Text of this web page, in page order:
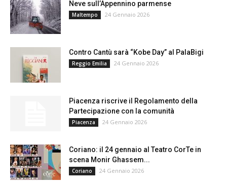
Neve sull’Appennino parmense
Maltempo 24 Gennaio 2026
Contro Cantù sarà “Kobe Day” al PalaBigi
Reggio Emilia 24 Gennaio 2026
Piacenza riscrive il Regolamento della
Partecipazione con la comunità
Piacenza 24 Gennaio 2026
Coriano: il 24 gennaio al Teatro CorTe in
scena Monir Ghassem...
Coriano 24 Gennaio 2026